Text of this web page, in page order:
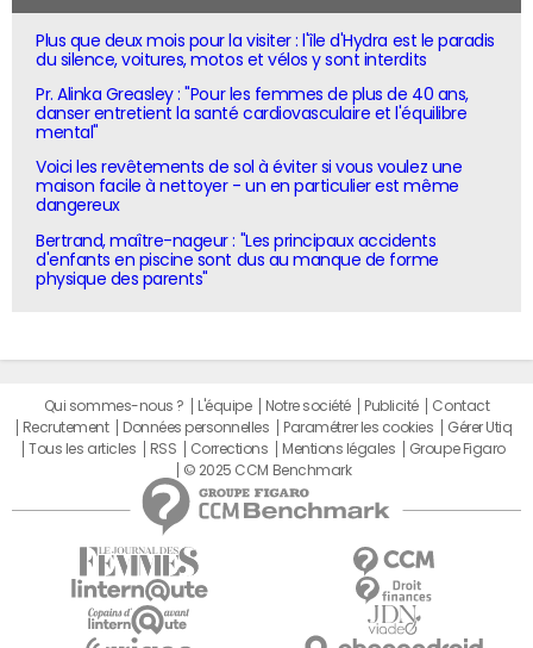
Plus que deux mois pour la visiter : l'île d'Hydra est le paradis
du silence, voitures, motos et vélos y sont interdits
Pr. Alinka Greasley : "Pour les femmes de plus de 40 ans,
danser entretient la santé cardiovasculaire et l'équilibre
mental"
Voici les revêtements de sol à éviter si vous voulez une
maison facile à nettoyer - un en particulier est même
dangereux
Bertrand, maître-nageur : "Les principaux accidents
d'enfants en piscine sont dus au manque de forme
physique des parents"
Qui sommes-nous ? L'équipe Notre société Publicité
Contact
Recrutement
Données personnelles Paramétrer les cookies
Gérer Utiq
Tous les articles
RSS Corrections Mentions légales
Groupe Figaro
© 2025 CCM Benchmark